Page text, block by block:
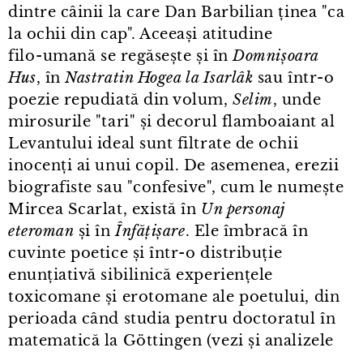
dintre câinii la care Dan Barbilian ținea "ca
la ochii din cap". Aceeași atitudine
filo⁠-⁠umană se regăsește și înDomnișoara
Hus, înNastratin Hogea la Isarlâk sau într⁠-⁠o
poezie repudiată din volum,Selim, unde
mirosurile "tari" și decorul flamboaiant al
Levantului ideal sunt filtrate de ochii
inocenți ai unui copil. De asemenea, erezii
biografiste sau "confesive", cum le numește
Mircea Scarlat, există în Un personaj
eteroman și înÎnfățișare. Ele îmbracă în
cuvinte poetice și într⁠-⁠o distribuție
enunțiativă sibilinică experiențele
toxicomane și erotomane ale poetului, din
perioada când studia pentru doctoratul în
matematică la Göttingen (vezi și analizele